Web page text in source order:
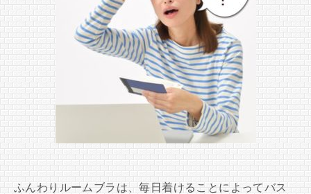
ふんわりルームブラは、毎日着けることによってバス